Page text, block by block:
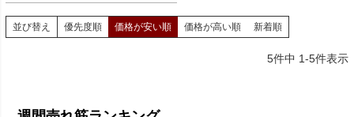
並び替え 優先度順 価格が安い順 価格が高い順 新着順
5件中 1-5件表示